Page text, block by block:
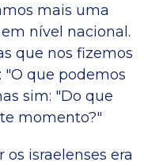
mais uma
nível nacional.
que nos fizemos
"O que podemos
sim: "Do que
momento?"
os israelenses era